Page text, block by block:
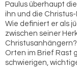
Paulus überhaupt
ihn und die
Wie definiert er als
zwischen seiner
Orten im Brief Rast
schwierigen,